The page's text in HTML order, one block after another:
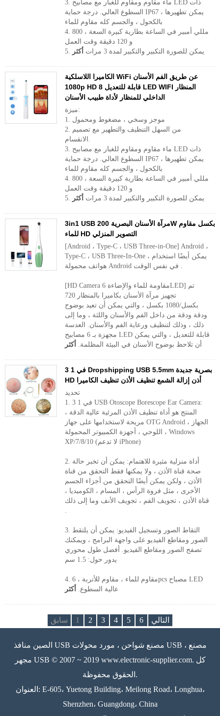
3. ماء مقاوم ومقاوم للغبار مع مصابيح LED ذات
السطوع العالي. درجة حماية IP67 ، يمكن تطهيرها
بالكحول ، والجسم كله مقاوم للماء
4. 800 مللي أمبير في الساعة بطارية كبيرة السعة ،
و 120 دقيقة وقت العمل
5. يمكن للصورة التكبير والتكبير لمدة 3 مرات
أكثر
الكاميرا اللاسلكية WiFi عن طريق الفم الأسنان
1080p HD قابلة للتعديل 8 LED WIFI المنظار
الداخلي للمنظار لأداة طبيب الأسنان
ميزة:
1. موجز وسخي ، مضغوط ومحمول
2. من السهل التنظيف والتطهير مع تصميم
الانقسام.
3. ماء مقاوم ومقاوم للغبار مع مصابيح LED ذات
السطوع العالي. درجة حماية IP67 ، يمكن تطهيرها
بالكحول ، والجسم كله مقاوم للماء
4. 800 مللي أمبير في الساعة بطارية كبيرة السعة ،
و 120 دقيقة وقت العمل
5. يمكن للصورة التكبير والتكبير لمدة 3 مرات
أكثر
3in1 USB مرآة الأسنان البصرية 200W بكسل مقاوم
للماء HD التصوير المنزلي
[Android ، Type-C ، USB Three-in-One] Android ،
Type-C ، USB Three-In-One ، يمكن أيضًا استخدام
هواتف محمولة Android في نفس الوقت .
[HD Camera مقاومة للماء والإضاءة 6LED] تم
تجهيز مرآة الأسنان بكاميرا بالمنظار 720
بكسل/1080 بكسل ، والتي يمكن أن تعيد بوضوح
ودقة ودقة من داخل الفم والأسنان واللثة ، وما إلى
ذلك ، وذلك لتنظيف ورعاية الفم والأسنان. العدسة
مجهزة بـ 6 مصابيح LED قابلة للتعديل ، والتي يمكن
أن تلاحظ بوضوح الأسنان في البيئة المظلمة. أكثر
3 في 1 Dropshipping USB 5.5mm بصرية جديدة
HD أذن إزالة الشمع تنظيف الأذن تنظيف الكاميرا
تحديد
1. 3 في 1 USB Otoscope Borescope Ear Camera:
المنتج هو أداة تنظيف الأذن المرئية عالية الدقة ،
مريحة لاستخدامها على جهاز OTG Android ، الجهاز
اللوحي ، أجهزة الكمبيوتر المحمولة ، Windows
XP/7/8/10 (لا تدعم iPhone)
2. أداة منزلية مثيرة للاهتمام: يمكن أن تخبر حالة
صحة قناة الأذن ، ولا يمكنها فقط التحقق من قناة
الأذن ، ولكن يمكن أيضًا التحقق من أجزاء الجسم
الأخرى ، مثل فروة الرأس ، المسام ، الكوميديا ​​،
قناة الأذن ، تجويف الفم ، تجويف الأنف وما إلى ذلك
.
3. التقاط الصور وتسجيل الفيديو: يمكن أن يلتقط
الصور ومقاطع الفيديو على واجهة البرامج ، ويمكنك
تصفح الصور ومقاطع الفيديو. أفضل طول محوري
يدور حول: 1.5 سم
4. مقاوم للماء ، مقاوم للأتربة ، 6pcs مصباح LED
عالية السطوع. أكثر
سابق 1 2 3 4 5 6 التالي
الصين منافذ USB مصنع شواحن ، مورد محولات USB ، مصنع
مجهر USB © 2007 ~ 2019 www.electronic-supplier.com. كل
الحقوق محفوظة.
العنوان: E-605، Yuetong Building، Meilong Road، Longhua،
Shenzhen، Guangdong، China